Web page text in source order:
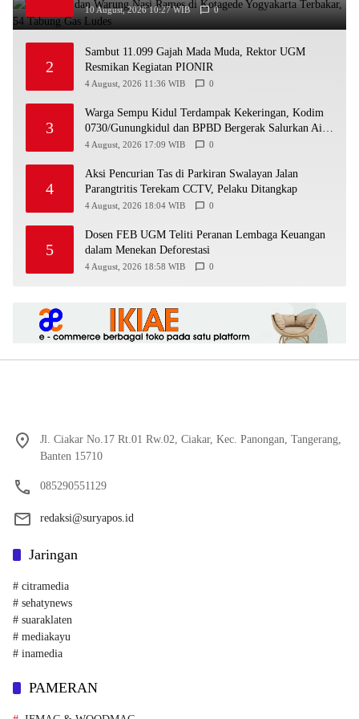
10 August, 2026 10:27 WIB 0
2
Sambut 11.099 Gajah Mada Muda, Rektor UGM
Resmikan Kegiatan PIONIR
4 August, 2026 11:36 WIB 0
3
Warga Sempu Kidul Terdampak Kekeringan, Kodim
0730/Gunungkidul dan BPBD Bergerak Salurkan Air
Bersih
4 August, 2026 17:09 WIB 0
4
Aksi Pencurian Tas di Parkiran Swalayan Jalan
Parangtritis Terekam CCTV, Pelaku Ditangkap
4 August, 2026 18:04 WIB 0
5
Dosen FEB UGM Teliti Peranan Lembaga Keuangan
dalam Menekan Deforestasi
4 August, 2026 18:58 WIB 0
Jl. Ciakar No.17 Rt.01 Rw.02, Ciakar, Kec. Panongan, Tangerang,
Banten 15710
085290551129
redaksi@suryapos.id
Jaringan
# citramedia
# sehatynews
# suaraklaten
# mediakayu
# inamedia
PAMERAN